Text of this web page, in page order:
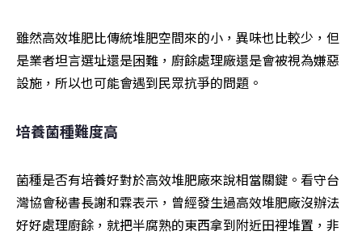
雖然高效堆肥比傳統堆肥空間來的小，異味也比較少，但
是業者坦言選址還是困難，廚餘處理廠還是會被視為嫌惡
設施，所以也可能會遇到民眾抗爭的問題。
培養菌種難度高
菌種是否有培養好對於高效堆肥廠來說相當關鍵。看守台
灣協會秘書長謝和霖表示，曾經發生過高效堆肥廠沒辦法
好好處理廚餘，就把半腐熟的東西拿到附近田裡堆置，非